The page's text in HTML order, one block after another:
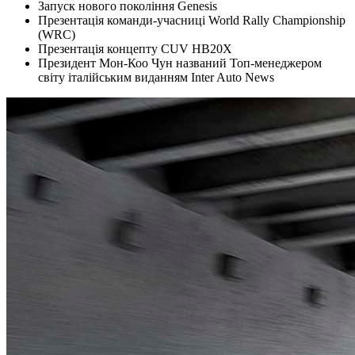
Запуск нового покоління Genesis
Презентація команди-учасниці World Rally Championship
(WRC)
Презентація концепту CUV HB20X
Президент Мон-Коо Чун названий Топ-менеджером
світу італійським виданням Inter Auto News